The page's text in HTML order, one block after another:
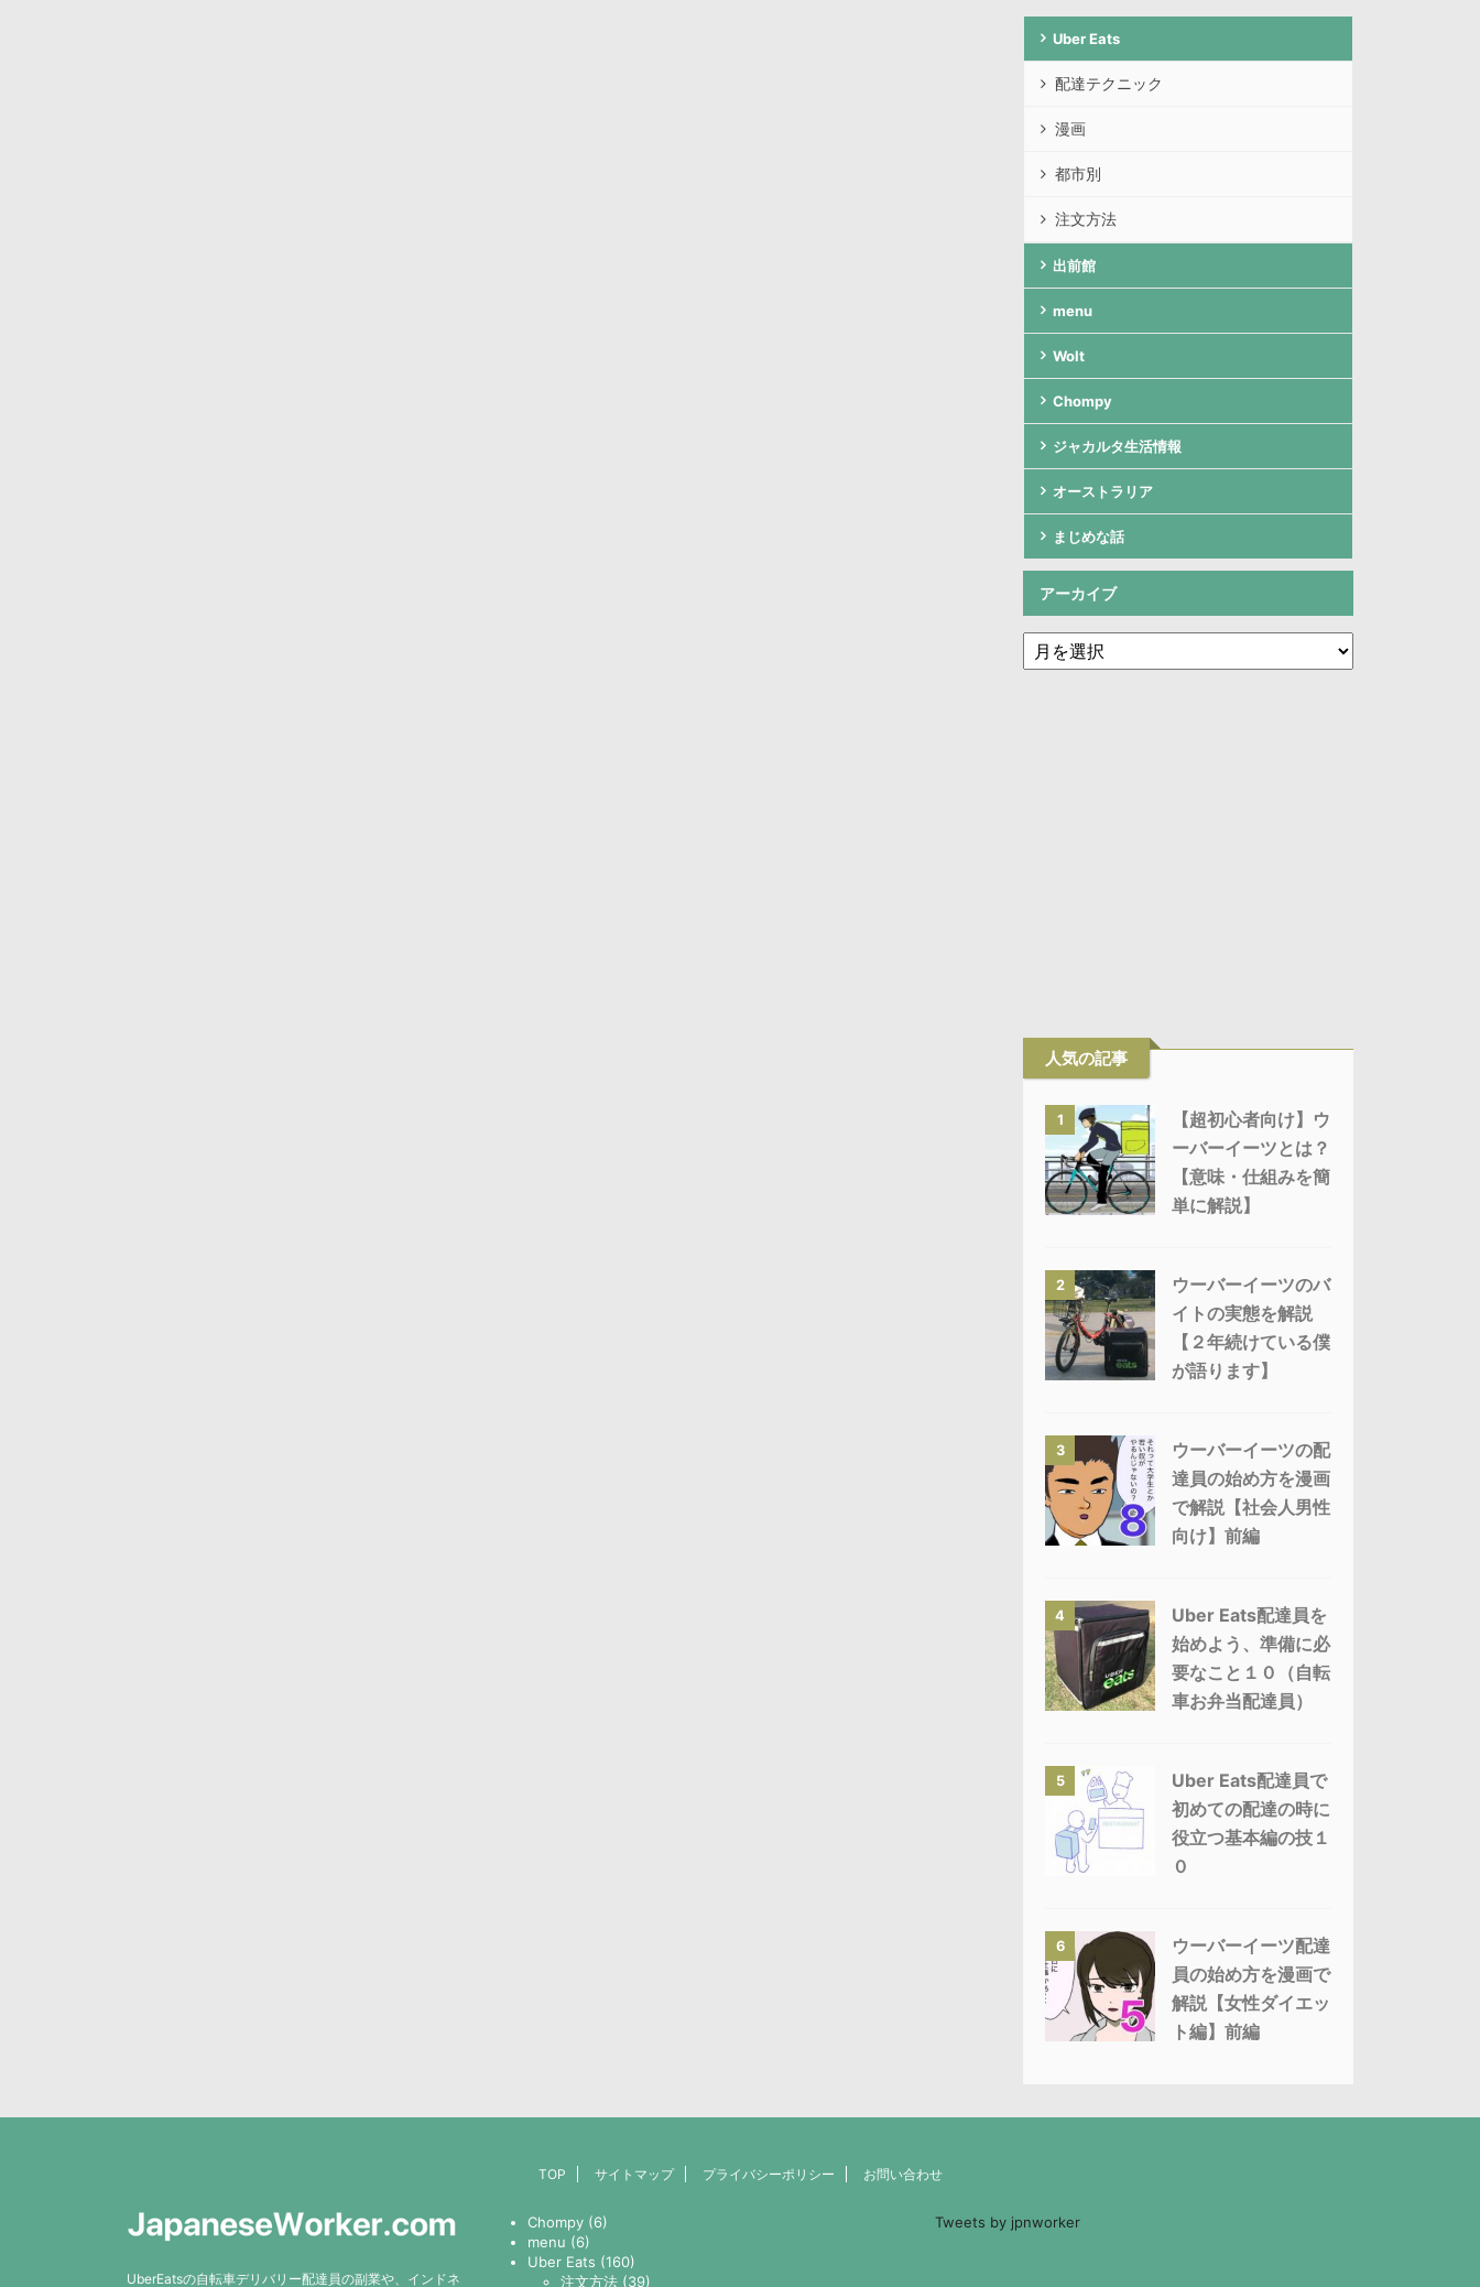
Uber Eats
配達テクニック
漫画
都市別
注文方法
出前館
menu
Wolt
Chompy
ジャカルタ生活情報
オーストラリア
まじめな話
アーカイブ
人気の記事
1
【超初心者向け】ウ
ーバーイーツとは？
【意味・仕組みを簡
単に解説】
2
ウーバーイーツのバ
イトの実態を解説
【２年続けている僕
が語ります】
3
ウーバーイーツの配
達員の始め方を漫画
で解説【社会人男性
向け】前編
4
Uber Eats配達員を
始めよう、準備に必
要なこと１０（自転
車お弁当配達員）
5
Uber Eats配達員で
初めての配達の時に
役立つ基本編の技１
０
6
ウーバーイーツ配達
員の始め方を漫画で
解説【女性ダイエッ
ト編】前編
TOP サイトマップ プライバシーポリシー お問い合わせ
Chompy (6)
menu (6)
Uber Eats (160)
注文方法 (39)
Tweets by jpnworker
UberEatsの自転車デリバリー配達員の副業や、インドネ